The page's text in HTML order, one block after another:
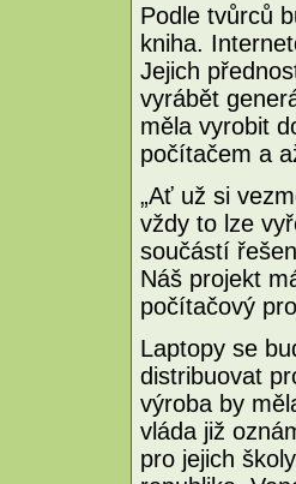
Podle tvůrců
kniha.
Jejich
vyrábět
měla vyrobit
počítačem a
„Ať už si
vždy to lze
součástí
Náš projekt
počítačový
Laptopy se
distribuovat
výroba by
vláda již
pro jejich